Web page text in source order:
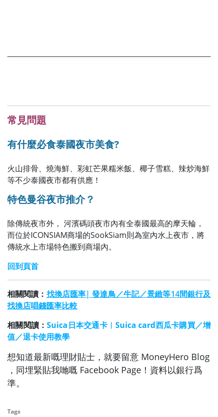
常見問題
有什麼必食泰國夜市美食?
火山排骨、燒海鮮、彩虹芒果糯米飯、 椰子雪糕、辣炒海鮮
等不少泰國夜市都有供應！
特色曼谷夜市推介？
除傳統夜市外， 河濱碼頭夜市內有全泰國最高的摩天輪，
而位於ICONSIAM商場的SookSiam則為室內水上夜市，將
傳統水上市場特色搬到商場內。
回到頁首
相關閱讀： 找換店匯率| 發達鳥／牛記／景緻等14間銀行及
找換店唱錢匯率比較
相關閱讀：Suica日本交通卡︱Suica card西瓜卡購買／增
值／退卡使用教學
想知道最新嘅理財貼士，就要留意 MoneyHero Blog
，同埋緊貼我哋嘅 Facebook Page！資料以銀行爲
準。
Tags